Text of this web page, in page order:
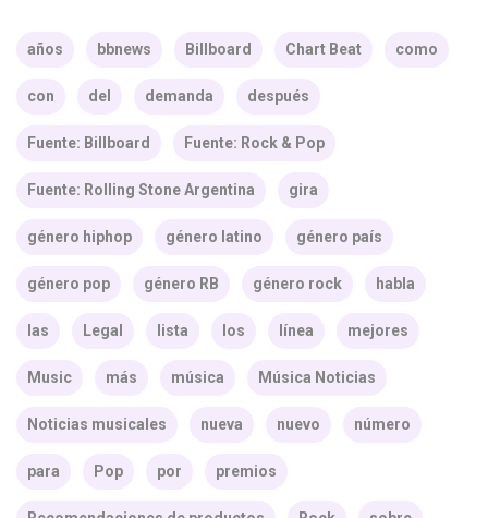
años bbnews Billboard Chart Beat como
con del demanda después
Fuente: Billboard Fuente: Rock & Pop
Fuente: Rolling Stone Argentina gira
género hiphop género latino género país
género pop género RB género rock habla
las Legal lista los línea mejores
Music más música Música Noticias
Noticias musicales nueva nuevo número
para Pop por premios